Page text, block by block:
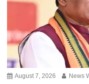
August 7, 2026 News